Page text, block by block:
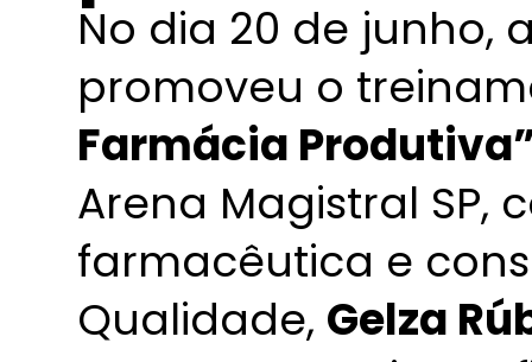
No dia 20 de junho, a
promoveu o
Farmácia
Arena Magistral SP,
farmacêutica e
Qualidade, Gelza